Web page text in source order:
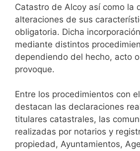
Catastro de Alcoy así como la
alteraciones de sus
obligatoria. Dicha
mediante distintos
dependiendo del hecho, acto
provoque.
Entre los procedimientos con
destacan las declaraciones
titulares catastrales, las
realizadas por notarios y
propiedad, Ayuntamientos,